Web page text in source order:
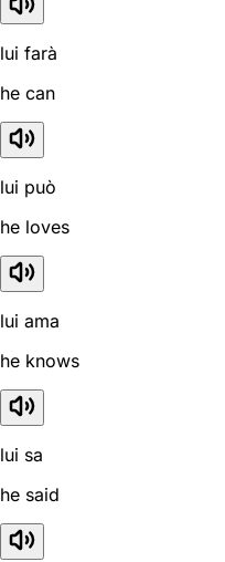
lui farà
he can
lui può
he loves
lui ama
he knows
lui sa
he said